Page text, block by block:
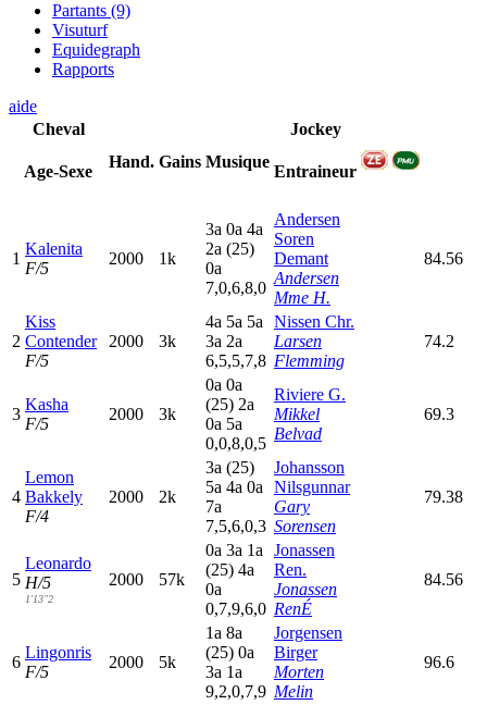
Partants (9)
Visuturf
Equidegraph
Rapports
aide
Cheval
Age-Sexe
Hand. Gains Musique
Jockey
Entraineur
1
Kalenita
F/5
2000 1k
3a 0a 4a
2a (25)
0a
7,0,6,8,0
Andersen
Soren
Demant
Andersen
Mme H.
84.56
2
Kiss
Contender
F/5
2000 3k
4a 5a 5a
3a 2a
6,5,5,7,8
Nissen Chr.
Larsen
Flemming
74.2
3
Kasha
F/5
2000 3k
0a 0a
(25) 2a
0a 5a
0,0,8,0,5
Riviere G.
Mikkel
Belvad
69.3
4
Lemon
Bakkely
F/4
2000 2k
3a (25)
5a 4a 0a
7a
7,5,6,0,3
Johansson
Nilsgunnar
Gary
Sorensen
79.38
5
Leonardo
H/5
1'13"2
2000 57k
0a 3a 1a
(25) 4a
0a
0,7,9,6,0
Jonassen
Ren.
Jonassen
RenÉ
84.56
6
Lingonris
F/5
2000 5k
1a 8a
(25) 0a
3a 1a
9,2,0,7,9
Jorgensen
Birger
Morten
Melin
96.6